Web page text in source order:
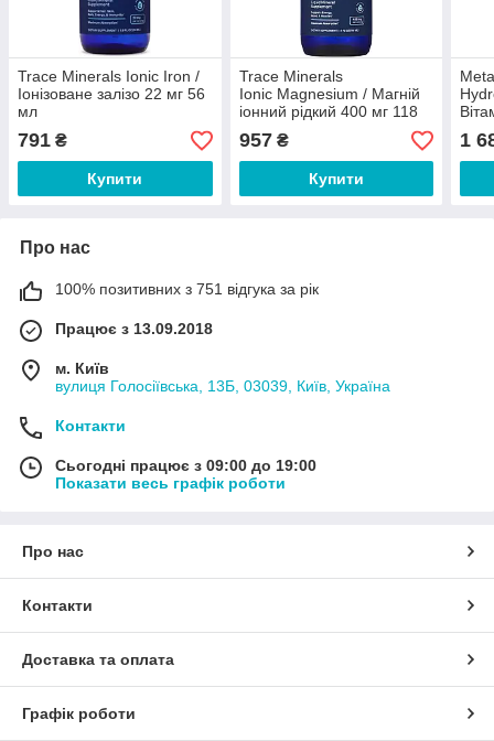
Trace Minerals Ionic Iron /
Іонізоване залізо 22 мг 56
мл
791 ₴
Купити
Trace Minerals
Ionic Magnesium / Магній
іонний рідкий 400 мг 118
мл
957₴
Купити
1
Про нас
100% позитивних з 751 відгука за рік
Працює з 13.09.2018
м. Київ
вулиця Голосіївська, 13Б, 03039, Київ, Україна
Контакти
Сьогодні працює з 09:00 до 19:00
Показати весь графік роботи
Про нас
Контакти
Доставка та оплата
Графік роботи